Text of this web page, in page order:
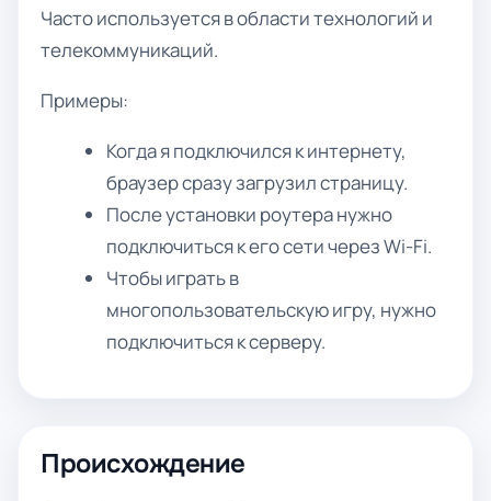
Часто используется в области технологий и
телекоммуникаций.
Примеры:
Когда я подключился к интернету,
браузер сразу загрузил страницу.
После установки роутера нужно
подключиться к его сети через Wi-Fi.
Чтобы играть в
многопользовательскую игру, нужно
подключиться к серверу.
Происхождение